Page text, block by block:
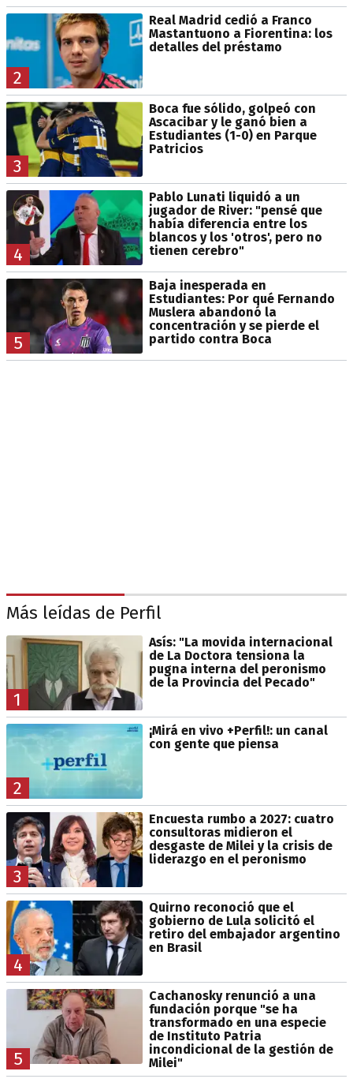
2
Real Madrid cedió a Franco
Mastantuono a Fiorentina: los
detalles del préstamo
3
Boca fue sólido, golpeó con
Ascacibar y le ganó bien a
Estudiantes (1-0) en Parque
Patricios
4
Pablo Lunati liquidó a un
jugador de River: "pensé que
había diferencia entre los
blancos y los 'otros', pero no
tienen cerebro"
5
Baja inesperada en
Estudiantes: Por qué Fernando
Muslera abandonó la
concentración y se pierde el
partido contra Boca
Más leídas de Perfil
1
Asís: "La movida internacional
de La Doctora tensiona la
pugna interna del peronismo
de la Provincia del Pecado"
2
¡Mirá en vivo +Perfil!: un canal
con gente que piensa
3
Encuesta rumbo a 2027: cuatro
consultoras midieron el
desgaste de Milei y la crisis de
liderazgo en el peronismo
4
Quirno reconoció que el
gobierno de Lula solicitó el
retiro del embajador argentino
en Brasil
5
Cachanosky renunció a una
fundación porque "se ha
transformado en una especie
de Instituto Patria
incondicional de la gestión de
Milei"